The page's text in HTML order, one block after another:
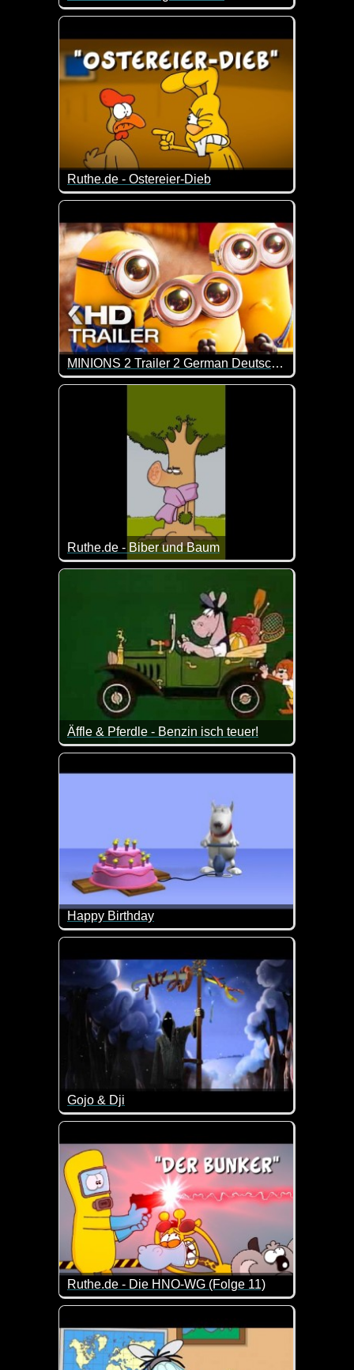
Tja, das sind die Sorgen von Hühnern. Die
Ruthe.de - Ostereier-Dieb
Wo sind nur die Eier geblieben? ;-)
MINIONS 2 Trailer 2 German Deutsch (2022)
Mit den Minions ist immer viel los ;-)
Ruthe.de - Biber und Baum
Manchmal kann ein Niesen auch vor Feinden
Äffle & Pferdle - Benzin isch teuer!
Dieses Video passt doch derzeit wie die Faust
Happy Birthday
Das ist doch mal ein lustiges Happy Birthday
Gojo & Dji
An Silvester mal ordentlich mit Freunden einen
Ruthe.de - Die HNO-WG (Folge 11)
Eine neue Folge von den drei lustigen Gesellen